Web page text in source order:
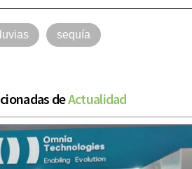
lluvias sequía
deActualidad